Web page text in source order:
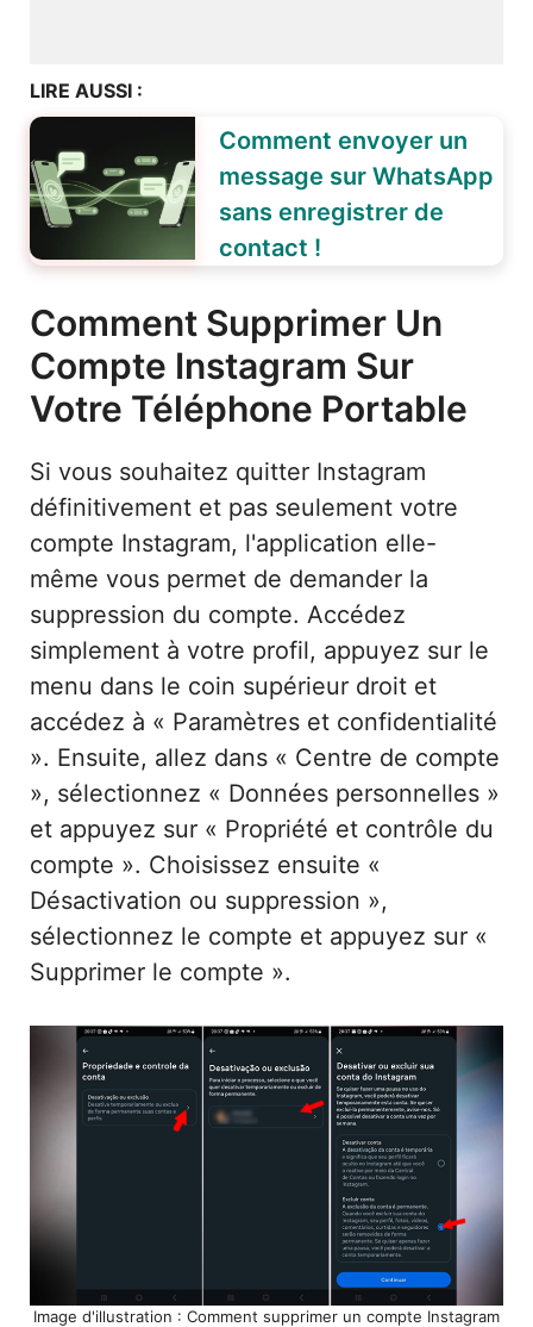
LIRE AUSSI :
Comment envoyer un
message sur WhatsApp
sans enregistrer de
contact !
Comment Supprimer Un
Compte Instagram Sur
Votre Téléphone Portable
Si vous souhaitez quitter Instagram
définitivement et pas seulement votre
compte Instagram, l'application elle-
même vous permet de demander la
suppression du compte. Accédez
simplement à votre profil, appuyez sur le
menu dans le coin supérieur droit et
accédez à « Paramètres et confidentialité
». Ensuite, allez dans « Centre de compte
», sélectionnez « Données personnelles »
et appuyez sur « Propriété et contrôle du
compte ». Choisissez ensuite «
Désactivation ou suppression »,
sélectionnez le compte et appuyez sur «
Supprimer le compte ».
Image d'illustration : Comment supprimer un compte Instagram